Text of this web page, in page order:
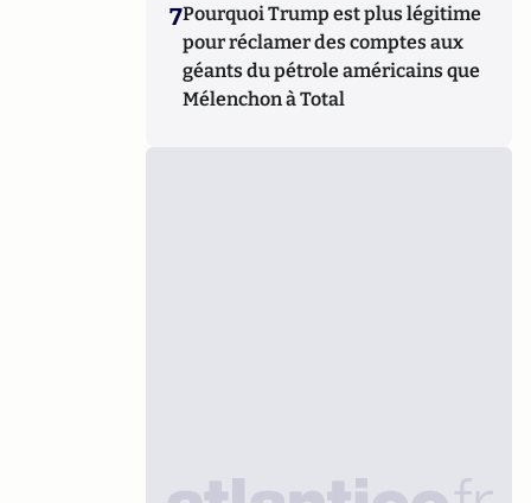
7Pourquoi Trump est plus légitime
pour réclamer des comptes aux
géants du pétrole américains que
Mélenchon à Total